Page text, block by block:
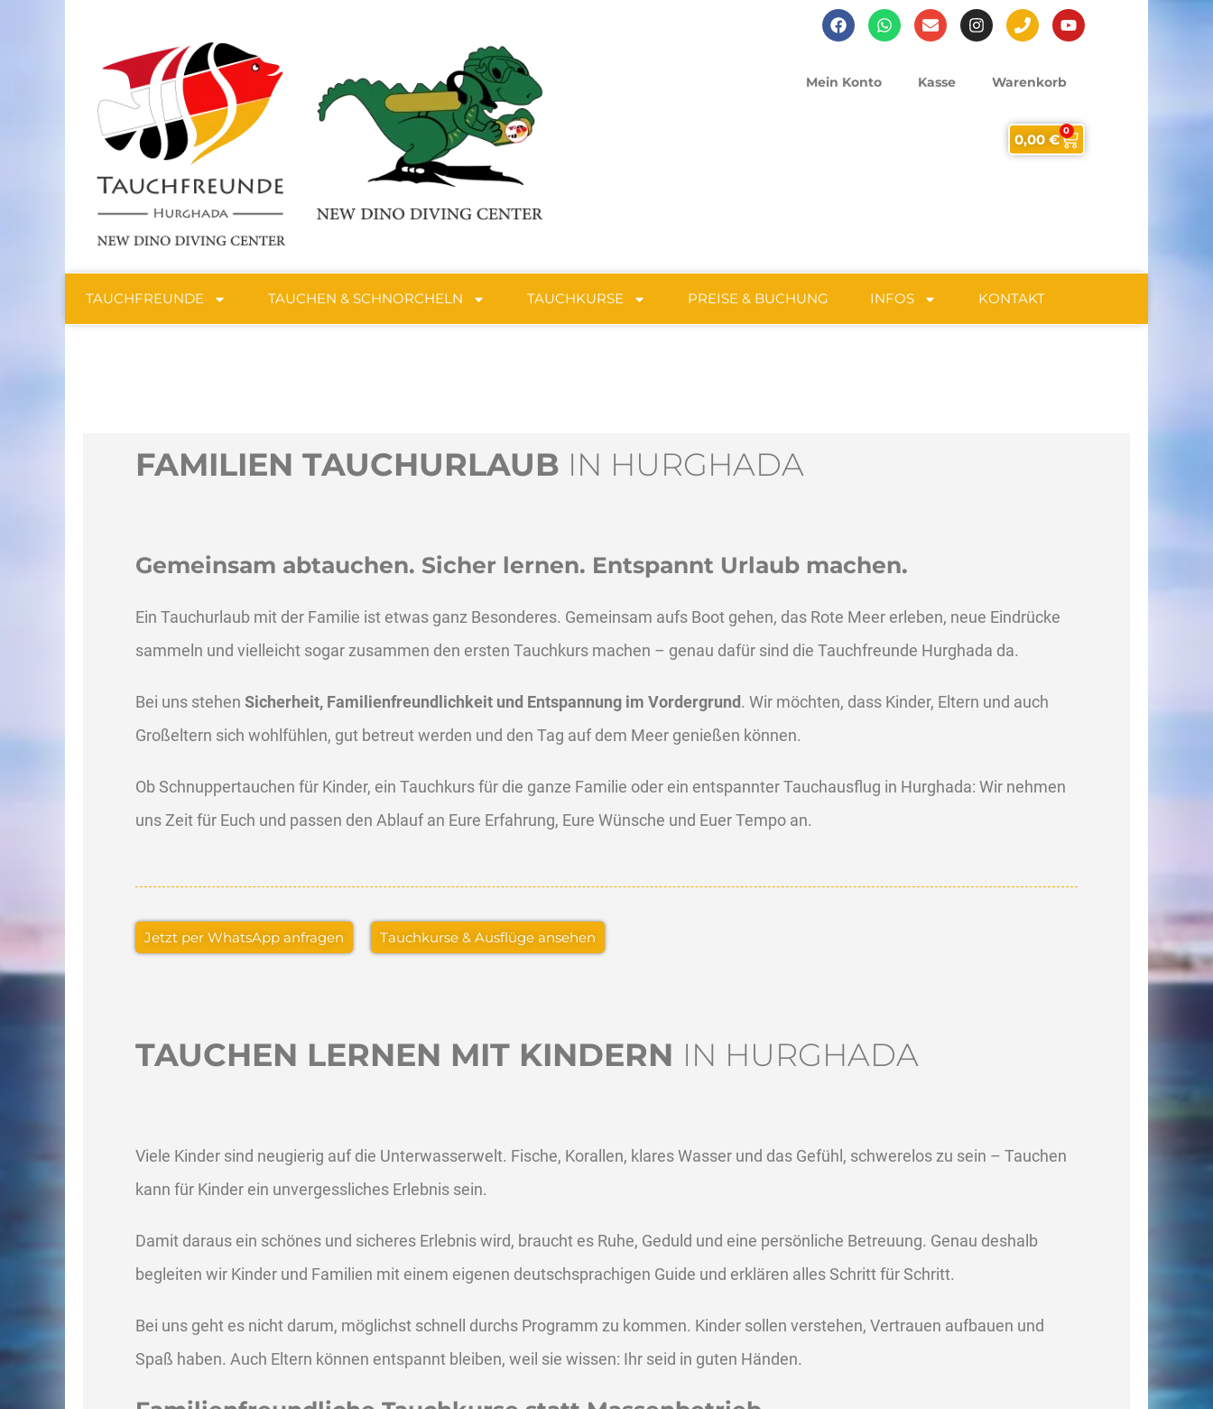
Mein Konto Kasse Warenkorb
0,00 €
0
TAUCHFREUNDE TAUCHEN & SCHNORCHELN TAUCHKURSE PREISE & BUCHUNG INFOS KONTAKT
FAMILIEN TAUCHURLAUB IN HURGHADA
Gemeinsam abtauchen. Sicher lernen. Entspannt Urlaub machen.
Ein Tauchurlaub mit der Familie ist etwas ganz Besonderes. Gemeinsam aufs Boot gehen, das Rote Meer erleben, neue Eindrücke
sammeln und vielleicht sogar zusammen den ersten Tauchkurs machen – genau dafür sind die Tauchfreunde Hurghada da.
Bei uns stehen Sicherheit, Familienfreundlichkeit und Entspannung im Vordergrund. Wir möchten, dass Kinder, Eltern und auch
Großeltern sich wohlfühlen, gut betreut werden und den Tag auf dem Meer genießen können.
Ob Schnuppertauchen für Kinder, ein Tauchkurs für die ganze Familie oder ein entspannter Tauchausflug in Hurghada: Wir nehmen
uns Zeit für Euch und passen den Ablauf an Eure Erfahrung, Eure Wünsche und Euer Tempo an.
Jetzt per WhatsApp anfragen Tauchkurse & Ausflüge ansehen
TAUCHEN LERNEN MIT KINDERN IN HURGHADA
Viele Kinder sind neugierig auf die Unterwasserwelt. Fische, Korallen, klares Wasser und das Gefühl, schwerelos zu sein – Tauchen
kann für Kinder ein unvergessliches Erlebnis sein.
Damit daraus ein schönes und sicheres Erlebnis wird, braucht es Ruhe, Geduld und eine persönliche Betreuung. Genau deshalb
begleiten wir Kinder und Familien mit einem eigenen deutschsprachigen Guide und erklären alles Schritt für Schritt.
Bei uns geht es nicht darum, möglichst schnell durchs Programm zu kommen. Kinder sollen verstehen, Vertrauen aufbauen und
Spaß haben. Auch Eltern können entspannt bleiben, weil sie wissen: Ihr seid in guten Händen.